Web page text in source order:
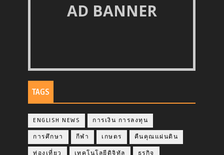
AD BANNER
TAGS
ENGLISH NEWS การเงิน การลงทุน
การศึกษา กีฬา เกษตร คืนคุณแผ่นดิน
ท่องเที่ยว เทคโนโลยีดิจิทัล ธุรกิจ